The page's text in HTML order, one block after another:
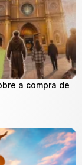
a compra de